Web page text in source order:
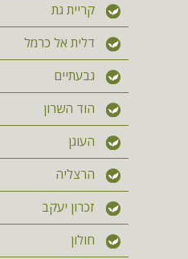
קריית גת
דלית אל כרמל
גבעתיים
הוד השרון
העוגן
הרצליה
זכרון יעקב
חולון